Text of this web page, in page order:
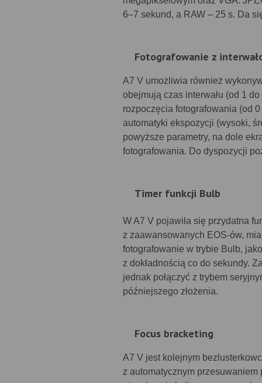
6–7 sekund, a RAW – 25 s. Da
Fotografowanie z
A7 V umożliwia również
obejmują czas interwału (od 1
rozpoczęcia fotografowania (od
automatyki ekspozycji (wysoki,
powyższe parametry, na dole
fotografowania. Do dyspozycji
Timer funkcji Bulb
W A7 V pojawiła się przydatna
z zaawansowanych EOS-ów,
fotografowanie w trybie Bulb,
z dokładnością co do sekundy.
jednak połączyć z trybem
późniejszego złożenia.
Focus bracketing
A7 V jest kolejnym
z automatycznym przesuwaniem